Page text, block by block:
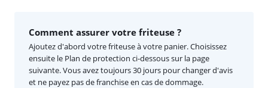
Comment assurer votre friteuse ?
Ajoutez d'abord votre friteuse à votre panier. Choisissez
ensuite le Plan de protection ci-dessous sur la page
suivante. Vous avez toujours 30 jours pour changer d'avis
et ne payez pas de franchise en cas de dommage.